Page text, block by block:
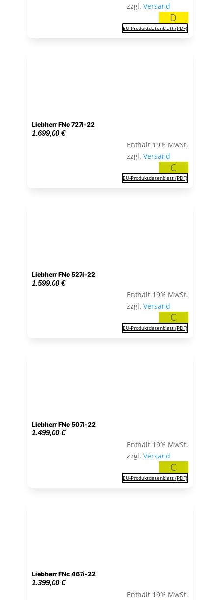
zzgl.Versand
D
EU-Produktdatenblatt (PDF)
Liebherr FNc 727i-22
1.699,00€
Enthält 19% MwSt.
zzgl.Versand
C
EU-Produktdatenblatt (PDF)
Liebherr FNc 527i-22
1.599,00€
Enthält 19% MwSt.
zzgl.Versand
C
EU-Produktdatenblatt (PDF)
Liebherr FNc 507i-22
1.499,00€
Enthält 19% MwSt.
zzgl.Versand
C
EU-Produktdatenblatt (PDF)
Liebherr FNc 467i-22
1.399,00€
Enthält 19% MwSt.